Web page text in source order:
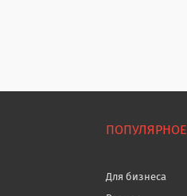
ПОПУЛЯРНОЕ
Для бизнеса